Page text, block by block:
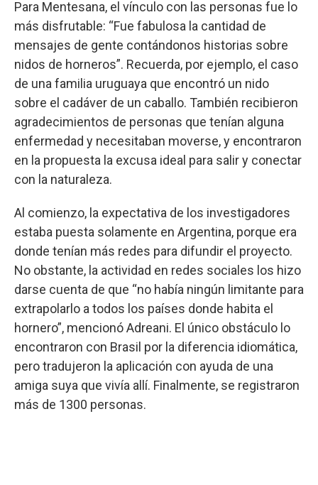
Para Mentesana, el vínculo con las personas fue lo
más disfrutable: “Fue fabulosa la cantidad de
mensajes de gente contándonos historias sobre
nidos de horneros”. Recuerda, por ejemplo, el caso
de una familia uruguaya que encontró un nido
sobre el cadáver de un caballo. También recibieron
agradecimientos de personas que tenían alguna
enfermedad y necesitaban moverse, y encontraron
en la propuesta la excusa ideal para salir y conectar
con la naturaleza.
Al comienzo, la expectativa de los investigadores
estaba puesta solamente en Argentina, porque era
donde tenían más redes para difundir el proyecto.
No obstante, la actividad en redes sociales los hizo
darse cuenta de que “no había ningún limitante para
extrapolarlo a todos los países donde habita el
hornero”, mencionó Adreani. El único obstáculo lo
encontraron con Brasil por la diferencia idiomática,
pero tradujeron la aplicación con ayuda de una
amiga suya que vivía allí. Finalmente, se registraron
más de 1300 personas.